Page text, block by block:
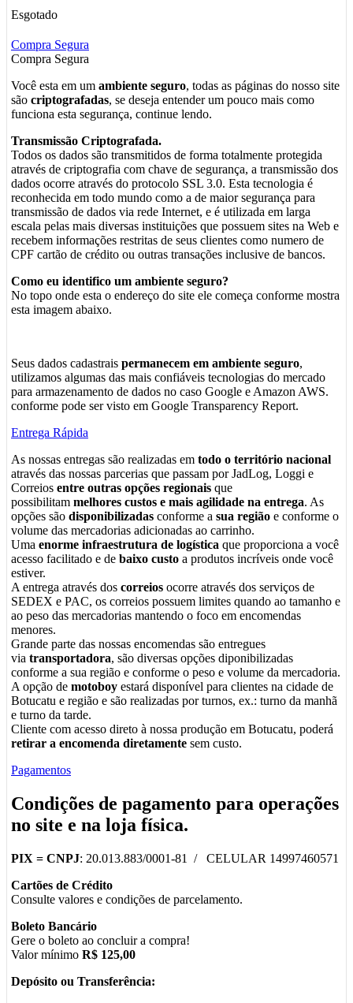
Esgotado
Compra Segura
Compra Segura
Você esta em um ambiente seguro, todas as páginas do nosso site
são criptografadas, se deseja entender um pouco mais como
funciona esta segurança, continue lendo.
Transmissão Criptografada.
Todos os dados são transmitidos de forma totalmente protegida
através de criptografia com chave de segurança, a transmissão dos
dados ocorre através do protocolo SSL 3.0. Esta tecnologia é
reconhecida em todo mundo como a de maior segurança para
transmissão de dados via rede Internet, e é utilizada em larga
escala pelas mais diversas instituições que possuem sites na Web e
recebem informações restritas de seus clientes como numero de
CPF cartão de crédito ou outras transações inclusive de bancos.
Como eu identifico um ambiente seguro?
No topo onde esta o endereço do site ele começa conforme mostra
esta imagem abaixo.
Seus dados cadastrais permanecem em ambiente seguro,
utilizamos algumas das mais confiáveis tecnologias do mercado
para armazenamento de dados no caso Google e Amazon AWS.
conforme pode ser visto em Google Transparency Report.
Entrega Rápida
As nossas entregas são realizadas em todo o território nacional
através das nossas parcerias que passam por JadLog, Loggi e
Correios entre outras opções regionais que
possibilitam melhores custos e mais agilidade na entrega. As
opções são disponibilizadas conforme a sua região e conforme o
volume das mercadorias adicionadas ao carrinho.
Uma enorme infraestrutura de logística que proporciona a você
acesso facilitado e de baixo custo a produtos incríveis onde você
estiver.
A entrega através dos correios ocorre através dos serviços de
SEDEX e PAC, os correios possuem limites quando ao tamanho e
ao peso das mercadorias mantendo o foco em encomendas
menores.
Grande parte das nossas encomendas são entregues
via transportadora, são diversas opções diponibilizadas
conforme a sua região e conforme o peso e volume da mercadoria.
A opção de motoboy estará disponível para clientes na cidade de
Botucatu e região e são realizadas por turnos, ex.: turno da manhã
e turno da tarde.
Cliente com acesso direto à nossa produção em Botucatu, poderá
retirar a encomenda diretamente sem custo.
Pagamentos
Condições de pagamento para operações
no site e na loja física.
PIX = CNPJ: 20.013.883/0001-81 / CELULAR 14997460571
Cartões de Crédito
Consulte valores e condições de parcelamento.
Boleto Bancário
Gere o boleto ao concluir a compra!
Valor mínimo R$ 125,00
Depósito ou Transferência: